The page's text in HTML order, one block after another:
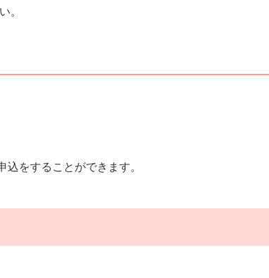
。
込をすることができます。